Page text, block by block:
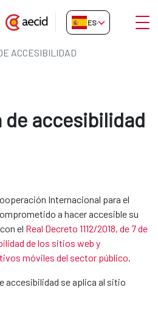
accesibilidad
ES-ES Abrir
ACCESIBILIDAD
de accesibilidad
Internacional para el
a hacer accesible su
el Real Decreto 1112/2018, de 7 de
de los sitios web y
móviles del sector público.
accesibilidad se aplica al sitio